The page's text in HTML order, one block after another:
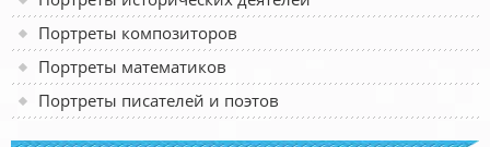
Портреты композиторов
Портреты математиков
Портреты писателей и поэтов